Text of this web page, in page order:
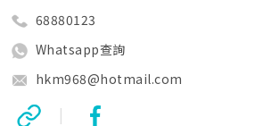
68880123
Whatsapp查詢
hkm968@hotmail.com
|